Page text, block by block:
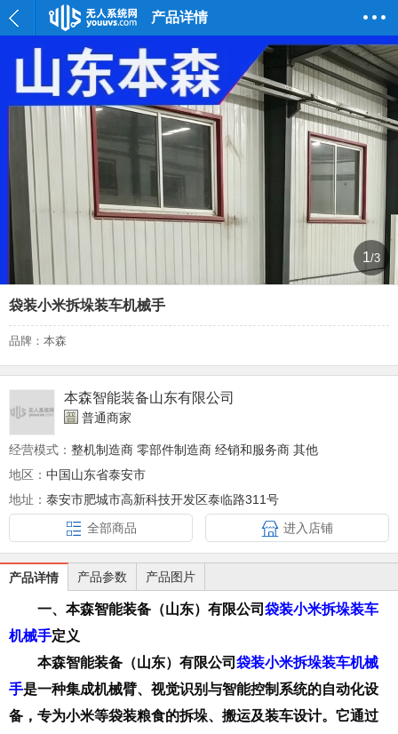
产品详情
2/3
袋装小米拆垛装车机械手
品牌：本森
本森智能装备山东有限公司
普通商家
经营模式： 整机制造商 零部件制造商 经销和服务商 其他
地区： 中国山东省泰安市
地址： 泰安市肥城市高新科技开发区泰临路311号
全部商品
进入店铺
产品详情 产品参数 产品图片
一、 本森智能装备（山东）有限公司 袋装小米拆垛装车
机械手定义
本森智能装备（山东）有限公司 袋装小米拆垛装车机械
手是一种集成机械臂、视觉识别与智能控制系统的自动化设
备，专为小米等袋装粮食的拆垛、搬运及装车设计。它通过